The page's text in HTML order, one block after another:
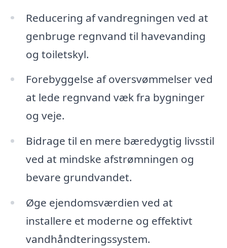
Reducering af vandregningen ved at
genbruge regnvand til havevanding
og toiletskyl.
Forebyggelse af oversvømmelser ved
at lede regnvand væk fra bygninger
og veje.
Bidrage til en mere bæredygtig livsstil
ved at mindske afstrømningen og
bevare grundvandet.
Øge ejendomsværdien ved at
installere et moderne og effektivt
vandhåndteringssystem.